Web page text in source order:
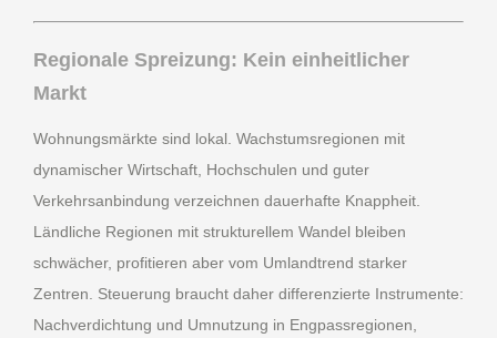
Regionale Spreizung: Kein einheitlicher
Markt
Wohnungsmärkte sind lokal. Wachstumsregionen mit
dynamischer Wirtschaft, Hochschulen und guter
Verkehrsanbindung verzeichnen dauerhafte Knappheit.
Ländliche Regionen mit strukturellem Wandel bleiben
schwächer, profitieren aber vom Umlandtrend starker
Zentren. Steuerung braucht daher differenzierte Instrumente:
Nachverdichtung und Umnutzung in Engpassregionen,